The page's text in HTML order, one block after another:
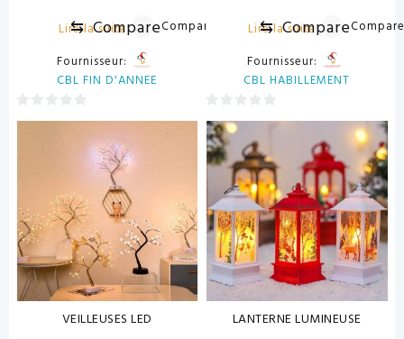
Lire la suite
⇆ CompareCompare
Fournisseur:
CBL FIN D'ANNEE
0
Lire la suite
⇆ Compare
Fournisseur:
CBL HABILLEMENT
0
sur
5
VEILLEUSES LED LANTERNE LUMINEUSE